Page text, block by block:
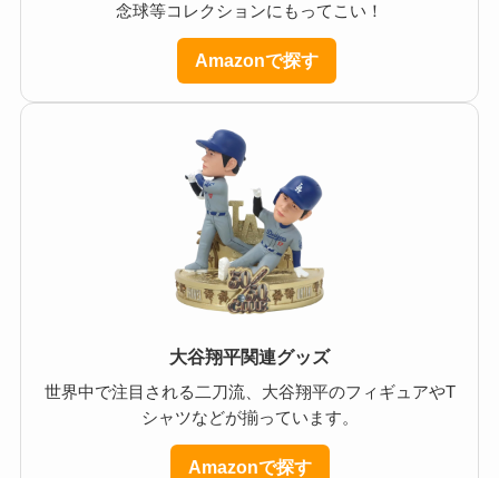
念球等コレクションにもってこい！
Amazonで探す
大谷翔平関連グッズ
世界中で注目される二刀流、大谷翔平のフィギュアやT
シャツなどが揃っています。
Amazonで探す